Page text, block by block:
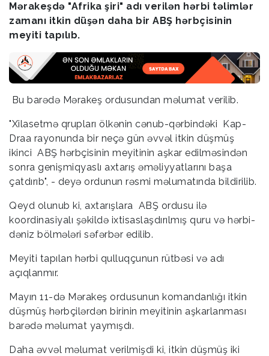
Mərakeşdə "Afrika şiri" adı verilən hərbi təlimlər
zamanı itkin düşən daha bir ABŞ hərbçisinin
meyiti tapılıb.
Bu barədə Mərakeş ordusundan məlumat verilib.
"Xilasetmə qrupları ölkənin cənub-qərbindəki Kap-
Draa rayonunda bir neçə gün əvvəl itkin düşmüş
ikinci ABŞ hərbçisinin meyitinin aşkar edilməsindən
sonra genişmiqyaslı axtarış əməliyyatlarını başa
çatdırıb", - deyə ordunun rəsmi məlumatında bildirilib.
Qeyd olunub ki, axtarışlara ABŞ ordusu ilə
koordinasiyalı şəkildə ixtisaslaşdırılmış quru və hərbi-
dəniz bölmələri səfərbər edilib.
Meyiti tapılan hərbi qulluqçunun rütbəsi və adı
açıqlanmır.
Mayın 11-də Mərakeş ordusunun komandanlığı itkin
düşmüş hərbçilərdən birinin meyitinin aşkarlanması
barədə məlumat yaymışdı.
Daha əvvəl məlumat verilmişdi ki, itkin düşmüş iki